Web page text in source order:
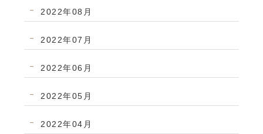
2022年08月
2022年07月
2022年06月
2022年05月
2022年04月